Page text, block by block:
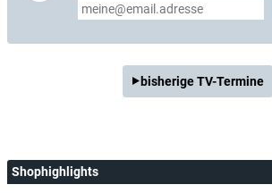
bisherige TV-Termine
Shophighlights